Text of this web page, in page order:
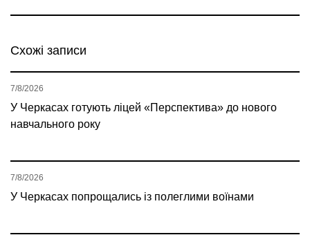
Схожі записи
У Черкасах готують ліцей «Перспектива» до нового
навчального року
7/8/2026
У Черкасах попрощались із полеглими воїнами
7/8/2026